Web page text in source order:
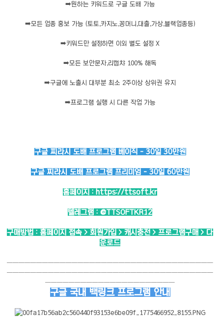
➡️원하는 키워드로 구글 도배 가능
➡️모든 업종 홍보 가능 (토토,카지노,꽁머니,대출,가상,블랙업종등)
➡️키워드만 설정하면 이외 별도 설정 X
➡️모든 보안문자,리캡챠 100% 해독
➡️구글에 노출시 대부분 최소 2주이상 상위권 유지
➡️프로그램 실행 시 다른 작업 가능
구글 찌라시 도배 프로그램 베이직 - 30일 30만원
구글 찌라시 도배 프로그램 프리미엄 - 30일 60만원
홈페이지 : https://ttsoft.kr
텔레그램 : @TTSOFTKR12
구매방법 : 홈페이지 접속 > 회원가입 > 캐시충전 > 프로그램구매 > 다
운로드
───────────────────────────────────
───────────────────────────────────
──────────────────────
구글 국내 백링크 프로그램 안내